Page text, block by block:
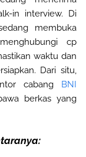
in interview. Di
membuka
cp
waktu dan
Dari situ,
cabang BNI
berkas yang